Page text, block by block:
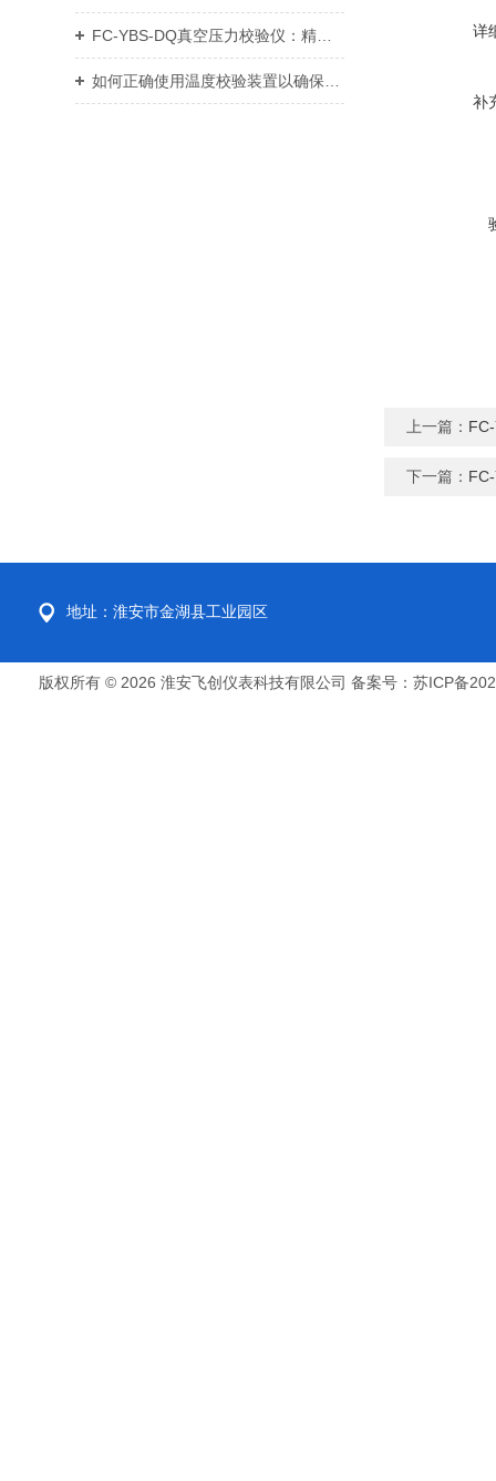
FC-YBS-DQ真空压力校验仪：精准测量，多场景应用显优势 详
补
上一篇：
下一篇：
地址：淮安市金湖县工业园区
版权所有 © 2026 淮安飞创仪表科技有限公司 备案号：苏ICP备